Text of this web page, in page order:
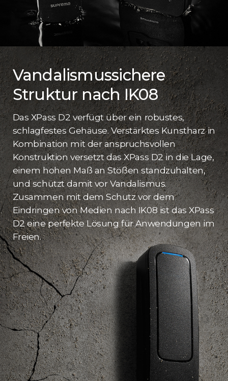
Vandalismussichere
Struktur nach IK08
Das XPass D2 verfügt über ein robustes,
schlagfestes Gehäuse. Verstärktes Kunstharz in
Kombination mit der anspruchsvollen
Konstruktion versetzt das XPass D2 in die Lage,
einem hohen Maß an Stößen standzuhalten,
und schützt damit vor Vandalismus.
Zusammen mit dem Schutz vor dem
Eindringen von Medien nach IK08 ist das XPass
D2 eine perfekte Lösung für Anwendungen im
Freien.